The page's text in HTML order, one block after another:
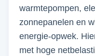
warmtepompen,
zonnepanelen en
energie-opwek.
met hoge